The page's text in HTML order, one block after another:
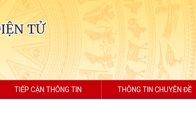
TỬ
TIẾP CẬN THÔNG TIN THÔNG TIN CHUYÊN ĐỀ